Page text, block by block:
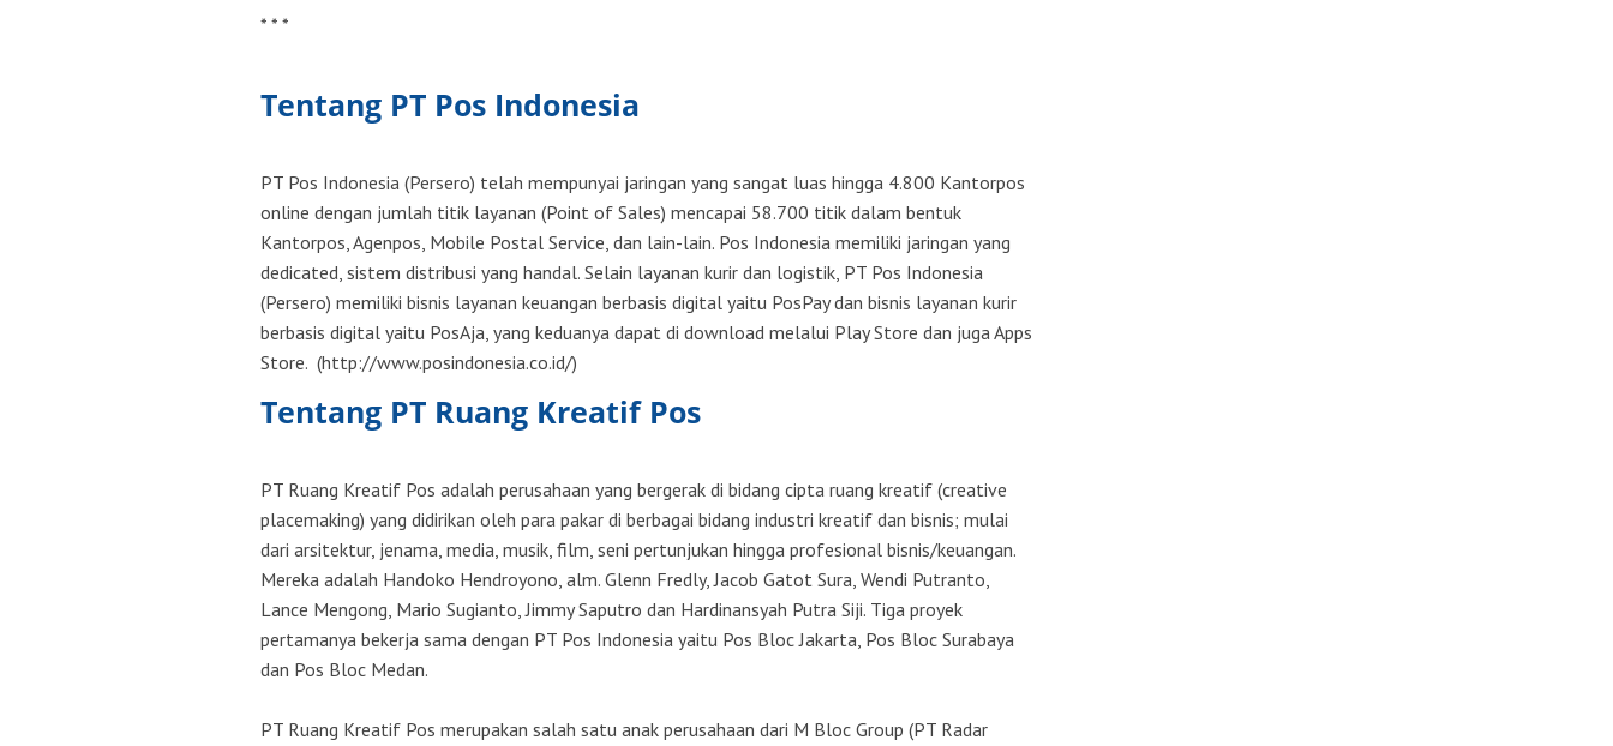
* * *
Tentang PT Pos Indonesia
PT Pos Indonesia (Persero) telah mempunyai jaringan yang sangat luas hingga 4.800 Kantorpos
online dengan jumlah titik layanan (Point of Sales) mencapai 58.700 titik dalam bentuk
Kantorpos, Agenpos, Mobile Postal Service, dan lain-lain. Pos Indonesia memiliki jaringan yang
dedicated, sistem distribusi yang handal. Selain layanan kurir dan logistik, PT Pos Indonesia
(Persero) memiliki bisnis layanan keuangan berbasis digital yaitu PosPay dan bisnis layanan kurir
berbasis digital yaitu PosAja, yang keduanya dapat di download melalui Play Store dan juga Apps
Store. (http://www.posindonesia.co.id/)
Tentang PT Ruang Kreatif Pos
PT Ruang Kreatif Pos adalah perusahaan yang bergerak di bidang cipta ruang kreatif (creative
placemaking) yang didirikan oleh para pakar di berbagai bidang industri kreatif dan bisnis; mulai
dari arsitektur, jenama, media, musik, film, seni pertunjukan hingga profesional bisnis/keuangan.
Mereka adalah Handoko Hendroyono, alm. Glenn Fredly, Jacob Gatot Sura, Wendi Putranto,
Lance Mengong, Mario Sugianto, Jimmy Saputro dan Hardinansyah Putra Siji. Tiga proyek
pertamanya bekerja sama dengan PT Pos Indonesia yaitu Pos Bloc Jakarta, Pos Bloc Surabaya
dan Pos Bloc Medan.
PT Ruang Kreatif Pos merupakan salah satu anak perusahaan dari M Bloc Group (PT Radar